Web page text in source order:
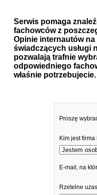
Serwis pomaga
fachowców z
Opinie internautów na
świadczących usługi
pozwalają trafnie
odpowiedniego
właśnie potrzebujecie.
Proszę
Kim jest firma
E-mail, na
Rzetelne